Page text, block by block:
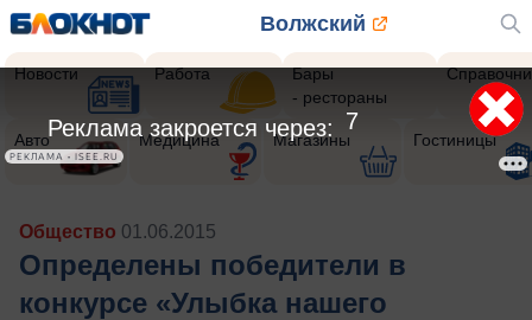
Волжский
Новости Работа
Бары
- рестораны
Авто Медицина Магазины Гостиницы
Общество 01.06.2015
Определены победители в
конкурсе «Улыбка нашего
5
Реклама закроется через:
РЕКЛАМА • ISEE.RU